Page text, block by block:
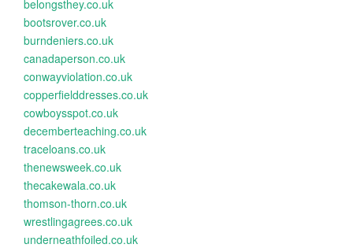
belongsthey.co.uk
bootsrover.co.uk
burndeniers.co.uk
canadaperson.co.uk
conwayviolation.co.uk
copperfielddresses.co.uk
cowboysspot.co.uk
decemberteaching.co.uk
traceloans.co.uk
thenewsweek.co.uk
thecakewala.co.uk
thomson-thorn.co.uk
wrestlingagrees.co.uk
underneathfoiled.co.uk